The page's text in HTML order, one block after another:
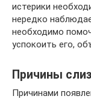
истерики
нередко
необходимо
успокоить его,
Причины
Причинами